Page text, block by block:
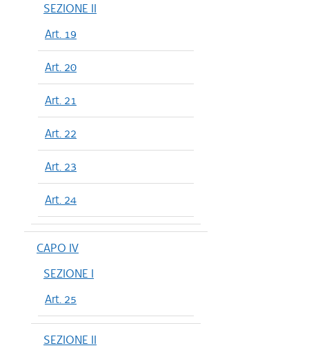
SEZIONE II
Art. 19
Art. 20
Art. 21
Art. 22
Art. 23
Art. 24
CAPO IV
SEZIONE I
Art. 25
SEZIONE II